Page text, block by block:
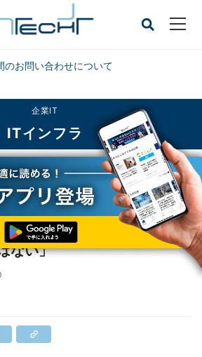
のお問い合わせについて
CLOSE
企業IT
ITインフラ
フラ
、日本MSは「デバイスの問題ではない」
ト障害問題、日本MSは「デ
ない」